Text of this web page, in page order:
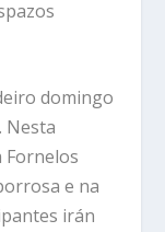
domingo
Nesta
Fornelos
e na
irán